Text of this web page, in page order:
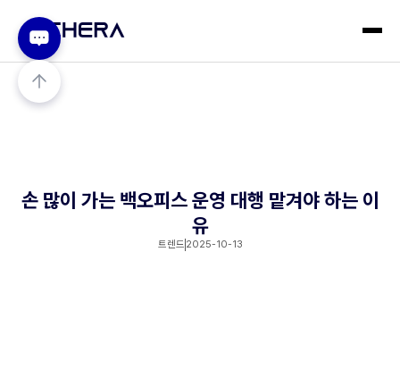
손 많이 가는 백오피스 운영 대행 맡겨야 하는 이
유
트렌드 2025-10-13